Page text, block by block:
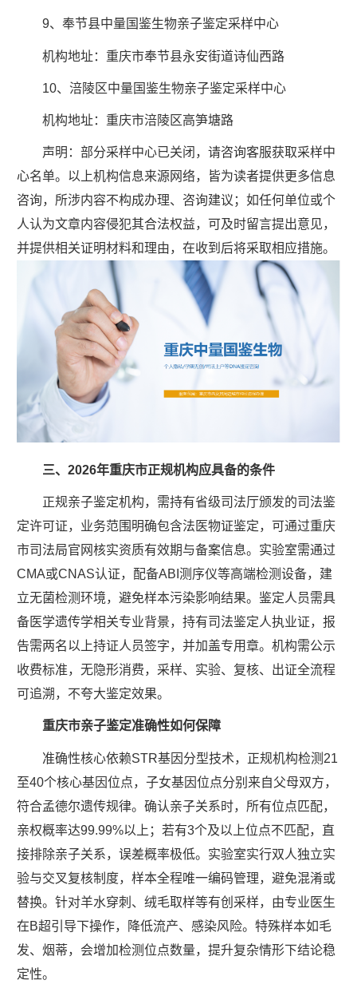
9、奉节县中量国鉴生物亲子鉴定采样中心
机构地址：重庆市奉节县永安街道诗仙西路
10、涪陵区中量国鉴生物亲子鉴定采样中心
机构地址：重庆市涪陵区高笋塘路
声明：部分采样中心已关闭，请咨询客服获取采样中
心名单。以上机构信息来源网络，皆为读者提供更多信息
咨询，所涉内容不构成办理、咨询建议；如任何单位或个
人认为文章内容侵犯其合法权益，可及时留言提出意见，
并提供相关证明材料和理由，在收到后将采取相应措施。
三、2026年重庆市正规机构应具备的条件
正规亲子鉴定机构，需持有省级司法厅颁发的司法鉴
定许可证，业务范围明确包含法医物证鉴定，可通过重庆
市司法局官网核实资质有效期与备案信息。实验室需通过
CMA或CNAS认证，配备ABI测序仪等高端检测设备，建
立无菌检测环境，避免样本污染影响结果。鉴定人员需具
备医学遗传学相关专业背景，持有司法鉴定人执业证，报
告需两名以上持证人员签字，并加盖专用章。机构需公示
收费标准，无隐形消费，采样、实验、复核、出证全流程
可追溯，不夸大鉴定效果。
重庆市亲子鉴定准确性如何保障
准确性核心依赖STR基因分型技术，正规机构检测21
至40个核心基因位点，子女基因位点分别来自父母双方，
符合孟德尔遗传规律。确认亲子关系时，所有位点匹配，
亲权概率达99.99%以上；若有3个及以上位点不匹配，直
接排除亲子关系，误差概率极低。实验室实行双人独立实
验与交叉复核制度，样本全程唯一编码管理，避免混淆或
替换。针对羊水穿刺、绒毛取样等有创采样，由专业医生
在B超引导下操作，降低流产、感染风险。特殊样本如毛
发、烟蒂，会增加检测位点数量，提升复杂情形下结论稳
定性。